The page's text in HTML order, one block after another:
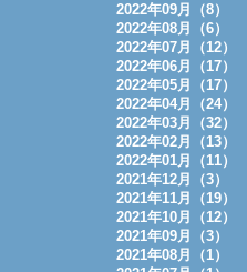
2022年09月（8）
2022年08月（6）
2022年07月（12）
2022年06月（17）
2022年05月（17）
2022年04月（24）
2022年03月（32）
2022年02月（13）
2022年01月（11）
2021年12月（3）
2021年11月（19）
2021年10月（12）
2021年09月（3）
2021年08月（1）